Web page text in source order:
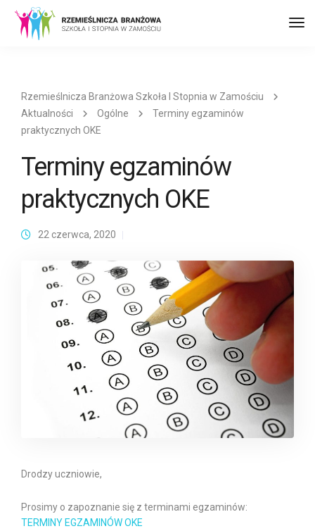
Rzemieślnicza Branżowa Szkoła I Stopnia w Zamościu
Aktualności
Ogólne
Terminy egzaminów
praktycznych OKE
Terminy egzaminów
praktycznych OKE
22 czerwca, 2020
Drodzy uczniowie,
Prosimy o zapoznanie się z terminami egzaminów:
TERMINY EGZAMINÓW OKE